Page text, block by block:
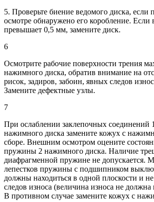
5. Проверьте биение ведомого диска, если
осмотре обнаружено его коробление. Если
превышает 0,5 мм, замените диск.
6
Осмотрите рабочие поверхности трения
нажимного диска, обратив внимание на
рисок, задиров, забоин, явных следов
Замените дефектные узлы.
7
При ослаблении заклепочных соединений
нажимного диска замените кожух с
сборе. Внешним осмотром оцените
пружины 2 нажимного диска. Наличие
диафрагменной пружине не допускается.
лепестков пружины с подшипником
должны находиться в одной плоскости и
следов износа (величина износа не
В противном случае замените кожух с